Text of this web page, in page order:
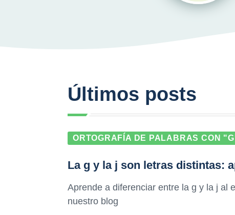
Últimos posts
ORTOGRAFÍA DE PALABRAS CON
La g y la j son letras distintas:
Aprende a diferenciar entre la g y la j al
nuestro blog